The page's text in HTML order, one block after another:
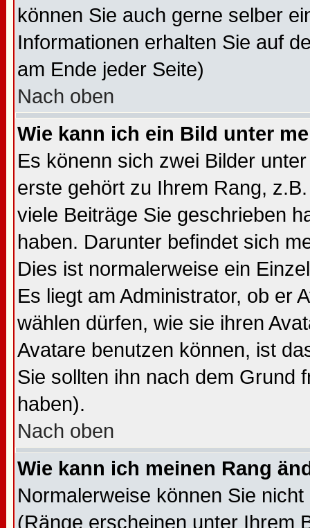
können Sie auch gerne selber
Informationen erhalten Sie auf
am Ende jeder Seite)
Nach oben
Wie kann ich ein Bild unter
Es könenn sich zwei Bilder
erste gehört zu Ihrem Rang,
viele Beiträge Sie geschrieben
haben. Darunter befindet sich
Dies ist normalerweise ein
Es liegt am Administrator, ob er
wählen dürfen, wie sie ihren
Avatare benutzen können, ist
Sie sollten ihn nach dem Grund
haben).
Nach oben
Wie kann ich meinen Rang
Normalerweise können Sie
(Ränge erscheinen unter Ihrem